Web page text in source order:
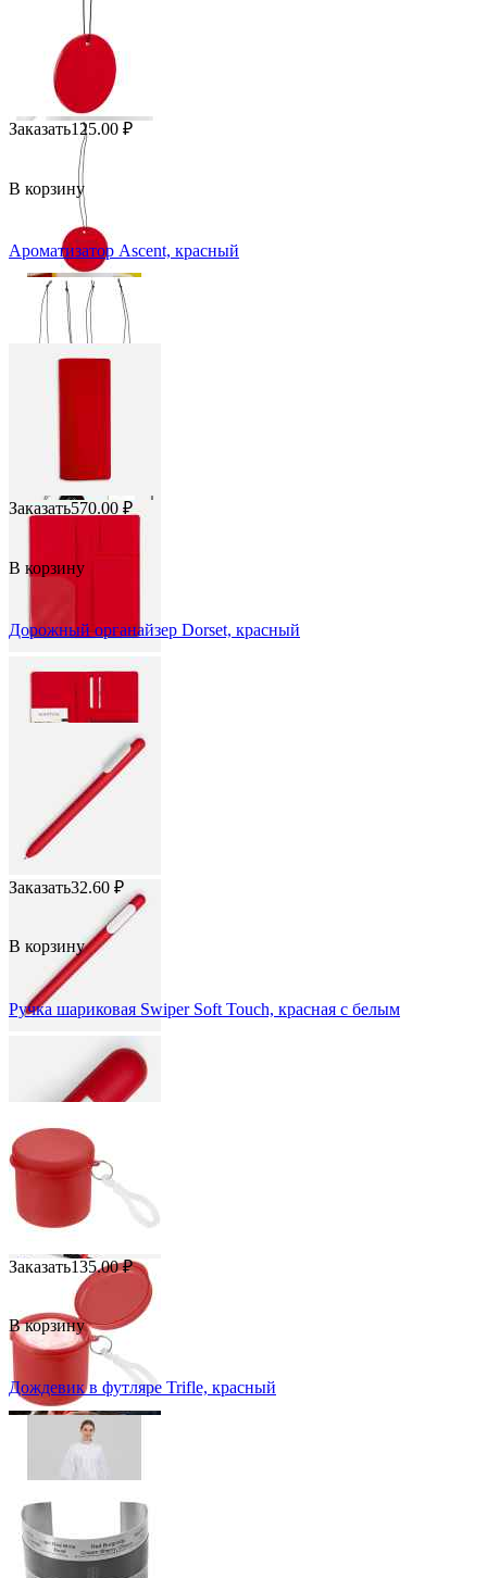
Заказать125.00 ₽
В корзину
Ароматизатор Ascent, красный
Заказать570.00 ₽
В корзину
Дорожный органайзер Dorset, красный
Заказать32.60 ₽
В корзину
Ручка шариковая Swiper Soft Touch, красная с белым
Заказать135.00 ₽
В корзину
Дождевик в футляре Trifle, красный